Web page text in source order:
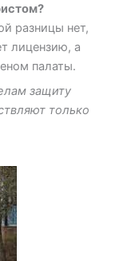
разницы нет,
лицензию, а
палаты.
защиту
только